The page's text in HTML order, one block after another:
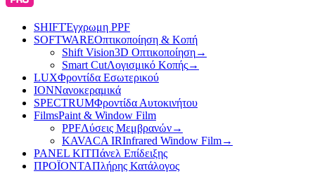
SHIFTΈγχρωμη PPF
SOFTWAREΟπτικοποίηση & Κοπή
Shift Vision3D Οπτικοποίηση→
Smart CutΛογισμικό Κοπής→
LUXΦροντίδα Εσωτερικού
IONΝανοκεραμικά
SPECTRUMΦροντίδα Αυτοκινήτου
FilmsPaint & Window Film
PPFΛύσεις Μεμβρανών→
KAVACA IRInfrared Window Film→
PANEL KITΠάνελ Επίδειξης
ΠΡΟΪΟΝΤΑΠλήρης Κατάλογος